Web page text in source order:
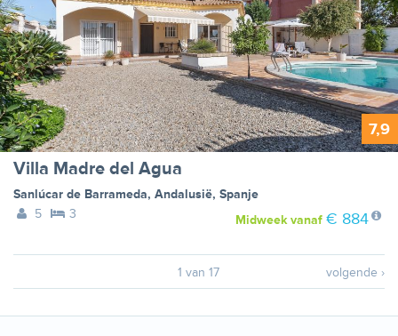
7,9
Villa Madre del Agua
Sanlúcar de Barrameda, Andalusië, Spanje
5
3 Midweekvanaf € 884
1 van 17 volgende ›